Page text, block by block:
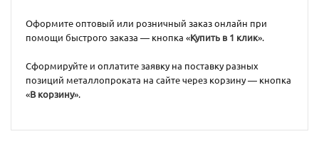
Оформите оптовый или розничный заказ онлайн при
помощи быстрого заказа — кнопка «Купить в 1 клик».
Сформируйте и оплатите заявку на поставку разных
позиций металлопроката на сайте через корзину — кнопка
«В корзину».